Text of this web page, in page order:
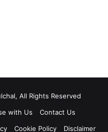
All Rights Reserved
with Us
Contact Us
Cookie Policy Disclaimer